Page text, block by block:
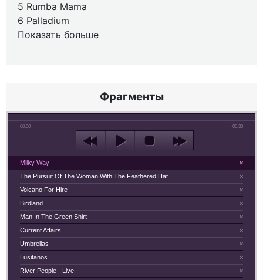
5 Rumba Mama
6 Palladium
Показать больше
Фрагменты
00:00 00:30
×
Milky Way
×
The Pursuit Of The Woman With The Feathered Hat
×
Volcano For Hire
×
Birdland
×
Man In The Green Shirt
×
Current Affairs
×
Umbrellas
×
Lusitanos
×
River People - Live